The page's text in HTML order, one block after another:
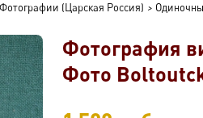
Фотографии (Царская Россия) >
Фотография
Фото